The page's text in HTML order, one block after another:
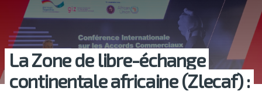
La Zone de libre-échange
continentale africaine (Zlecaf) :